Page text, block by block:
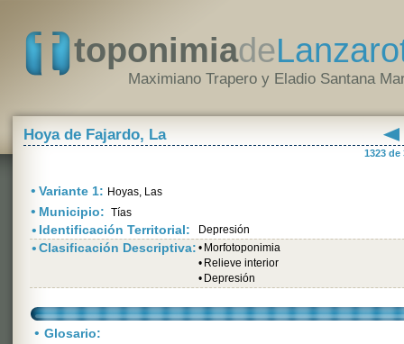
toponimiade
Maximiano Trapero y Eladio Santana
Hoya de Fajardo, La
1323 de
• Variante 1: Hoyas, Las
• Municipio: Tías
• Identificación Territorial: Depresión
•Clasificación Descriptiva: • Morfotoponimia
• Relieve interior
• Depresión
• Glosario: